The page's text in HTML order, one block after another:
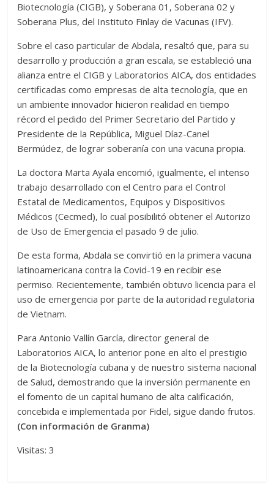
Biotecnología (CIGB), y Soberana 01, Soberana 02 y
Soberana Plus, del Instituto Finlay de Vacunas (IFV).
Sobre el caso particular de Abdala, resaltó que, para su
desarrollo y producción a gran escala, se estableció una
alianza entre el CIGB y Laboratorios AICA, dos entidades
certificadas como empresas de alta tecnología, que en
un ambiente innovador hicieron realidad en tiempo
récord el pedido del Primer Secretario del Partido y
Presidente de la República, Miguel Díaz-Canel
Bermúdez, de lograr soberanía con una vacuna propia.
La doctora Marta Ayala encomió, igualmente, el intenso
trabajo desarrollado con el Centro para el Control
Estatal de Medicamentos, Equipos y Dispositivos
Médicos (Cecmed), lo cual posibilitó obtener el Autorizo
de Uso de Emergencia el pasado 9 de julio.
De esta forma, Abdala se convirtió en la primera vacuna
latinoamericana contra la Covid-19 en recibir ese
permiso. Recientemente, también obtuvo licencia para el
uso de emergencia por parte de la autoridad regulatoria
de Vietnam.
Para Antonio Vallín García, director general de
Laboratorios AICA, lo anterior pone en alto el prestigio
de la Biotecnología cubana y de nuestro sistema nacional
de Salud, demostrando que la inversión permanente en
el fomento de un capital humano de alta calificación,
concebida e implementada por Fidel, sigue dando frutos.
(Con información de Granma)
Visitas: 3